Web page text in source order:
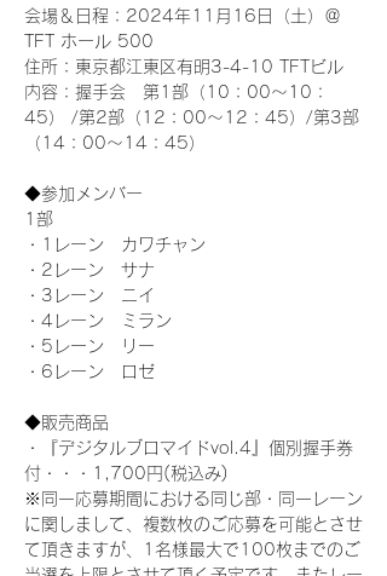
会場＆日程：2024年11月16日（土）＠
TFT ホール 500
住所：東京都江東区有明3-4-10 TFTビル
内容：握手会　第1部（10：00～10：
45） /第2部（12：00～12：45）/第3部
（14：00～14：45）
◆参加メンバー
1部
・1レーン　カワチャン
・2レーン　サナ
・3レーン　ニイ
・4レーン　ミラン
・5レーン　リー
・6レーン　ロゼ
◆販売商品
・『デジタルブロマイドvol.4』個別握手券
付・・・1,700円(税込み)
※同一応募期間における同じ部・同一レーン
に関しまして、複数枚のご応募を可能とさせ
て頂きますが、1名様最大で100枚までのご